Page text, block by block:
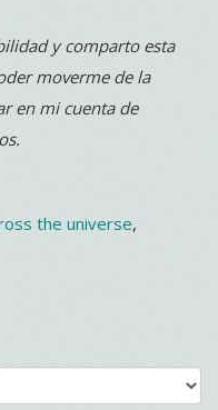
y comparto esta
moverme de la
en mi cuenta de
the universe,